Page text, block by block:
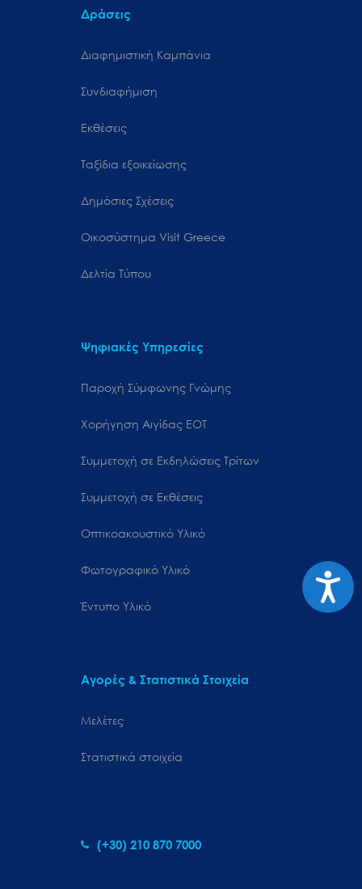
Δράσεις
Διαφημιστική Καμπάνια
Συνδιαφήμιση
Εκθέσεις
Ταξίδια εξοικείωσης
Δημόσιες Σχέσεις
Oικοσύστημα Visit Greece
Δελτία Τύπου
Ψηφιακές Υπηρεσίες
Παροχή Σύμφωνης Γνώμης
Χορήγηση Αιγίδας ΕΟΤ
Συμμετοχή σε Εκδηλώσεις Τρίτων
Συμμετοχή σε Εκθέσεις
Οπτικοακουστικό Υλικό
Φωτογραφικό Υλικό
Έντυπο Υλικό
Αγορές & Στατιστικά Στοιχεία
Μελέτες
Στατιστικά στοιχεία
(+30) 210 870 7000